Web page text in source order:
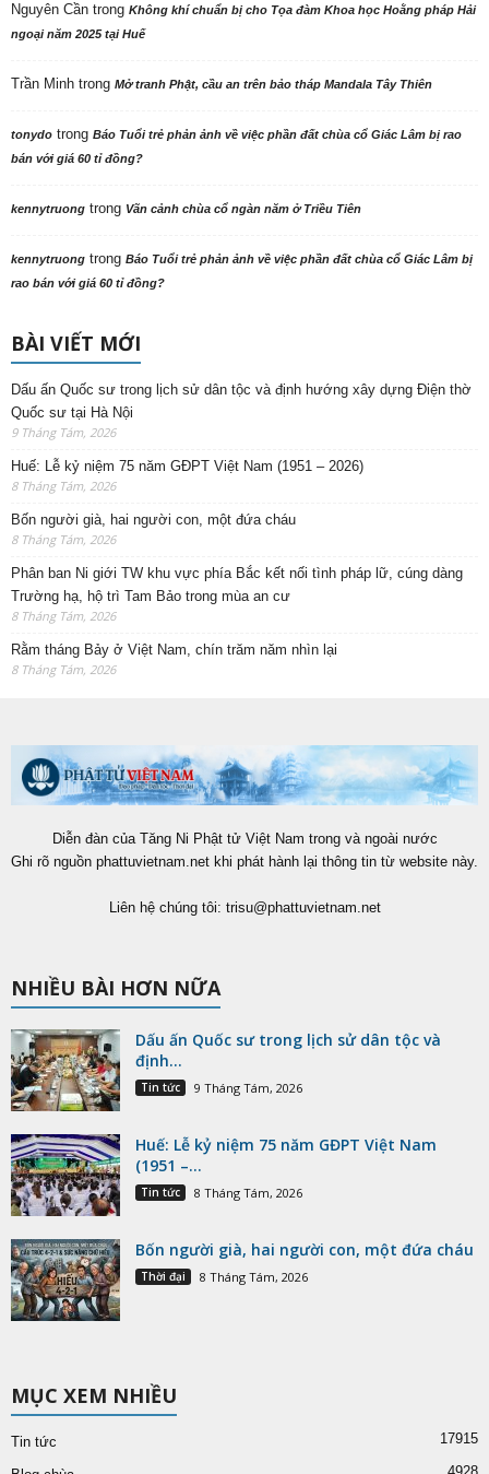
Nguyên Cần trong Không khí chuẩn bị cho Tọa đàm Khoa học Hoằng pháp Hải
ngoại năm 2025 tại Huế
Trần Minh trong Mở tranh Phật, cầu an trên bảo tháp Mandala Tây Thiên
tonydo trong Báo Tuổi trẻ phản ảnh về việc phần đất chùa cổ Giác Lâm bị rao
bán với giá 60 tỉ đồng?
kennytruong trong Vãn cảnh chùa cổ ngàn năm ở Triều Tiên
kennytruong trong Báo Tuổi trẻ phản ảnh về việc phần đất chùa cổ Giác Lâm bị
rao bán với giá 60 tỉ đồng?
BÀI VIẾT MỚI
Dấu ấn Quốc sư trong lịch sử dân tộc và định hướng xây dựng Điện thờ
Quốc sư tại Hà Nội
9 Tháng Tám, 2026
Huế: Lễ kỷ niệm 75 năm GĐPT Việt Nam (1951 – 2026)
8 Tháng Tám, 2026
Bốn người già, hai người con, một đứa cháu
8 Tháng Tám, 2026
Phân ban Ni giới TW khu vực phía Bắc kết nối tình pháp lữ, cúng dàng
Trường hạ, hộ trì Tam Bảo trong mùa an cư
8 Tháng Tám, 2026
Rằm tháng Bảy ở Việt Nam, chín trăm năm nhìn lại
8 Tháng Tám, 2026
Diễn đàn của Tăng Ni Phật tử Việt Nam trong và ngoài nước
Ghi rõ nguồn phattuvietnam.net khi phát hành lại thông tin từ website này.
Liên hệ chúng tôi: trisu@phattuvietnam.net
NHIỀU BÀI HƠN NỮA
Dấu ấn Quốc sư trong lịch sử dân tộc và
định...
Tin tức 9 Tháng Tám, 2026
Huế: Lễ kỷ niệm 75 năm GĐPT Việt Nam
(1951 –...
Tin tức 8 Tháng Tám, 2026
Bốn người già, hai người con, một đứa cháu
Thời đại 8 Tháng Tám, 2026
MỤC XEM NHIỀU
Tin tức 17915